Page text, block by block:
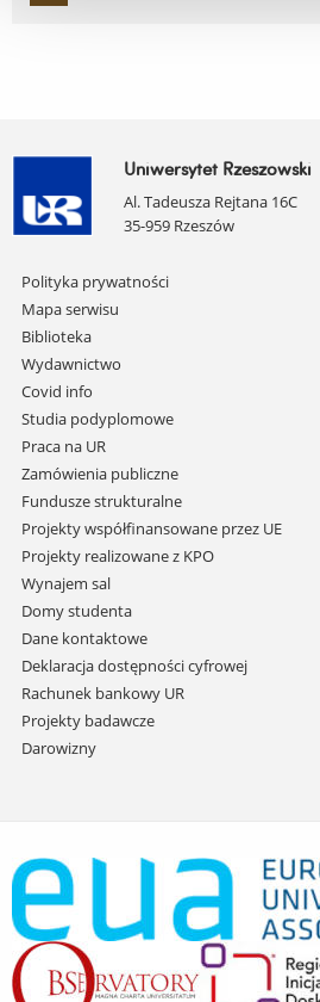
Uniwersytet Rzeszowski
Al. Tadeusza Rejtana 16C
35-959 Rzeszów
Pomiń
nawigację
i
przejdź
do
treści
Polityka prywatności
Mapa serwisu
Biblioteka
Wydawnictwo
Covid info
Studia podyplomowe
Praca na UR
Zamówienia publiczne
Fundusze strukturalne
Projekty współfinansowane przez UE
Projekty realizowane z KPO
Wynajem sal
Domy studenta
Dane kontaktowe
Deklaracja dostępności cyfrowej
Rachunek bankowy UR
Projekty badawcze
Darowizny